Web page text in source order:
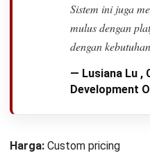
Sistem ini juga
mulus dengan
dengan
— Lusiana Lu ,
Development
Harga: Custom pricing